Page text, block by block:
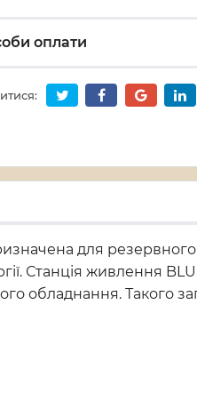
оплати
для
Станція живлення
обладнання. Такого